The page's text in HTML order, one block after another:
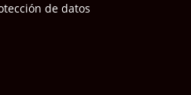
de datos